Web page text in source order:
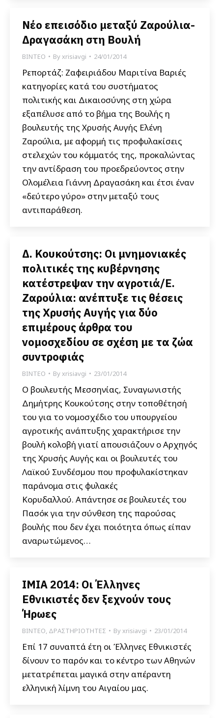
Νέο επεισόδιο μεταξύ Ζαρούλια-
Δραγασάκη στη Βουλή
ΒΙΝΤΕΟ Byxrisiavgi 24/01/2014
Ρεπορτάζ: Ζαφειριάδου Μαριτίνα Βαριές
κατηγορίες κατά του συστήματος
πολιτικής και Δικαιοσύνης στη χώρα
εξαπέλυσε από το βήμα της Βουλής η
βουλευτής της Χρυσής Αυγής Ελένη
Ζαρούλια, με αφορμή τις προφυλακίσεις
στελεχών του κόμματός της, προκαλώντας
την αντίδραση του προεδρεύοντος στην
Ολομέλεια Γιάννη Δραγασάκη και έτσι έναν
«δεύτερο γύρο» στην μεταξύ τους
αντιπαράθεση.
Δ. Κουκούτσης: Οι μνημονιακές
πολιτικές της κυβέρνησης
κατέστρεψαν την αγροτιά/Ε.
Ζαρούλια: ανέπτυξε τις θέσεις
της Χρυσής Αυγής για δύο
επιμέρους άρθρα του
νομοσχεδίου σε σχέση με τα ζώα
συντροφιάς
ΒΙΝΤΕΟ Byxrisiavgi 23/01/2014
Ο βουλευτής Μεσσηνίας, Συναγωνιστής
Δημήτρης Κουκούτσης στην τοποθέτησή
του για το νομοσχέδιο του υπουργείου
αγροτικής ανάπτυξης χαρακτήρισε την
βουλή κολοβή γιατί απουσιάζουν ο Αρχηγός
της Χρυσής Αυγής και οι βουλευτές του
Λαϊκού Συνδέσμου που προφυλακίστηκαν
παράνομα στις φυλακές
Κορυδαλλού. Απάντησε σε βουλευτές του
Πασόκ για την σύνθεση της παρούσας
βουλής που δεν έχει ποιότητα όπως είπαν
αναρωτώμενος…
ΙΜΙΑ 2014: Οι Έλληνες
Εθνικιστές δεν ξεχνούν τους
Ήρωες
ΒΙΝΤΕΟ, ΔΡΑΣΤΗΡΙΟΤΗΤΕΣ Byxrisiavgi 23/01/2014
Επί 17 συναπτά έτη οι Έλληνες Εθνικιστές
δίνουν το παρόν και το κέντρο των Αθηνών
μετατρέπεται μαγικά στην απέραντη
ελληνική λίμνη του Αιγαίου μας.